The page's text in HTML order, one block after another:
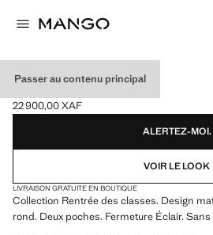
Passer au contenu principal
GILET MATELASSÉ
Prix actuel [22 900,00 XAF ]
22 900,00 XAF
Choisissez une couleur
ALERTEZ-MOI.
VOIR LE LOOK
LIVRAISON GRATUITE EN BOUTIQUE
Collection Rentrée des classes. Design
rond. Deux poches. Fermeture Éclair.